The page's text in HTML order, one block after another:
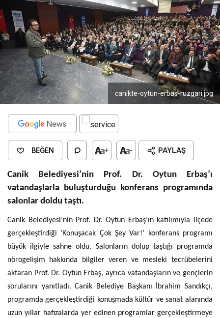
canikte-oytun-erbas-ruzgari.jpg
BEĞEN + - PAYLAŞ
Canik Belediyesi’nin Prof. Dr. Oytun Erbaş’ı
vatandaşlarla buluşturduğu konferans programında
salonlar doldu taştı.
Canik Belediyesi’nin Prof. Dr. Oytun Erbaş’ın katılımıyla ilçede
gerçekleştirdiği ‘Konuşacak Çok Şey Var!’ konferans programı
büyük ilgiyle sahne oldu. Salonların dolup taştığı programda
nörogelişim hakkında bilgiler veren ve mesleki tecrübelerini
aktaran Prof. Dr. Oytun Erbaş, ayrıca vatandaşların ve gençlerin
sorularını yanıtladı. Canik Belediye Başkanı İbrahim Sandıkçı,
programda gerçekleştirdiği konuşmada kültür ve sanat alanında
uzun yıllar hafızalarda yer edinen programlar gerçekleştirmeye